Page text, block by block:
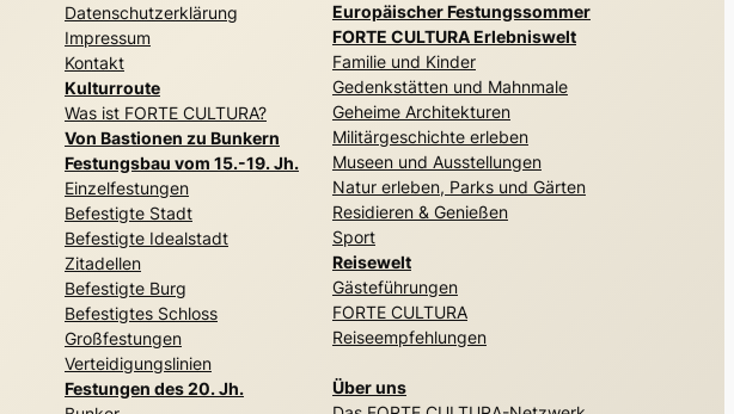
Datenschutzerklärung
Impressum
Kontakt
Kulturroute
Was ist FORTE CULTURA?
Von Bastionen zu Bunkern
Festungsbau vom 15.-19. Jh.
Einzelfestungen
Befestigte Stadt
Befestigte Idealstadt
Zitadellen
Befestigte Burg
Befestigtes Schloss
Großfestungen
Verteidigungslinien
Festungen des 20. Jh.
Europäischer Festungssommer
FORTE CULTURA Erlebniswelt
Familie und Kinder
Gedenkstätten und Mahnmale
Geheime Architekturen
Militärgeschichte erleben
Museen und Ausstellungen
Natur erleben, Parks und Gärten
Residieren & Genießen
Sport
Reisewelt
Gästeführungen
FORTE CULTURA
Reiseempfehlungen
Über uns